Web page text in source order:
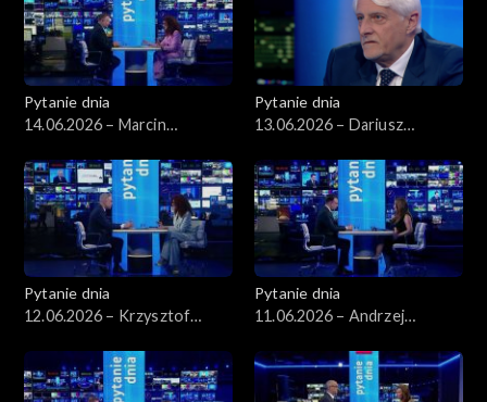
Pytanie dnia
14.06.2026 – Marcin
Pytanie dnia
13.06.2026 – Dariusz
Pytanie dnia
12.06.2026 – Krzysztof
Pytanie dnia
11.06.2026 – Andrzej